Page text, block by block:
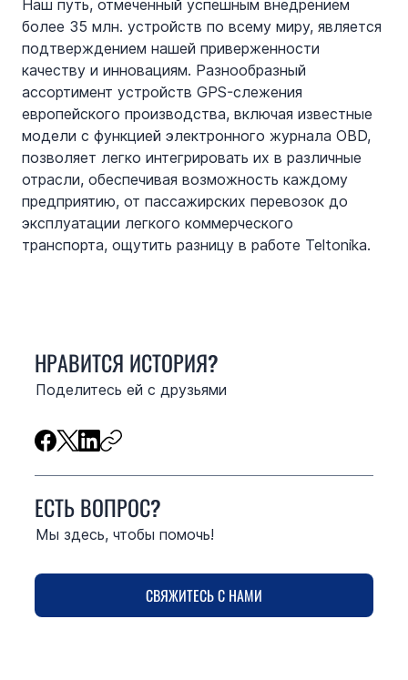
Наш путь, отмеченный успешным внедрением
более 35 млн. устройств по всему миру, является
подтверждением нашей приверженности
качеству и инновациям. Разнообразный
ассортимент устройств GPS-слежения
европейского производства, включая известные
модели с функцией электронного журнала OBD,
позволяет легко интегрировать их в различные
отрасли, обеспечивая возможность каждому
предприятию, от пассажирских перевозок до
эксплуатации легкого коммерческого
транспорта, ощутить разницу в работе Teltonika.
НРАВИТСЯ ИСТОРИЯ?
Поделитесь ей с друзьями
ЕСТЬ ВОПРОС?
Мы здесь, чтобы помочь!
СВЯЖИТЕСЬ С НАМИ